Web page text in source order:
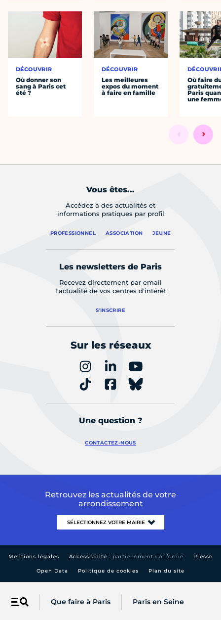
Menu Que faire à Paris Paris en Seine
DÉCOUVRIR
Où donner son
sang à Paris cet
été ?
DÉCOUVRIR
Les meilleures
expos du moment
à faire en famille
Où faire
Paris
une
Vous êtes...
Accédez à des actualités et
informations pratiques par profil
PROFESSIONNEL ASSOCIATION JEUNE
Les newsletters de Paris
Recevez directement par email
l'actualité de vos centres d'intérêt
S'INSCRIRE
Sur les réseaux
Une question ?
CONTACTEZ-NOUS
Retrouvez les actualités de votre
arrondissement
Mentions légales Accessibilité : partiellement conforme Presse
Open Data Politique de cookies Plan du site